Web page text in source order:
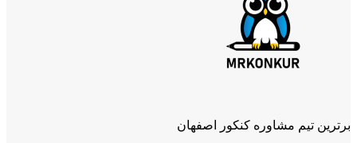
برترین تیم مشاوره کنکور اصفهان